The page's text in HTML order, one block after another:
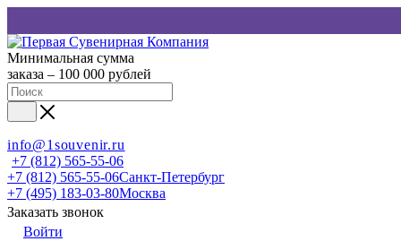
Минимальная сумма
заказа – 100 000 рублей
info@1souvenir.ru
+7 (812) 565-55-06
+7 (812) 565-55-06Санкт-Петербург
+7 (495) 183-03-80Москва
Заказать звонок
Войти